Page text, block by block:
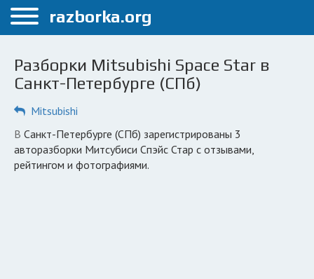
Меню
Санкт-Петербург
Автосервисы
Разборки Mitsubishi Space Star в
Санкт-Петербурге (СПб)
Mitsubishi
в Санкт-Петербурге (СПб) зарегистрированы 3
авторазборки Митсубиси Спэйс Стар с отзывами,
рейтингом и фотографиями.
razborka.org